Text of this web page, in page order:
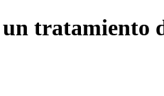
tratamiento